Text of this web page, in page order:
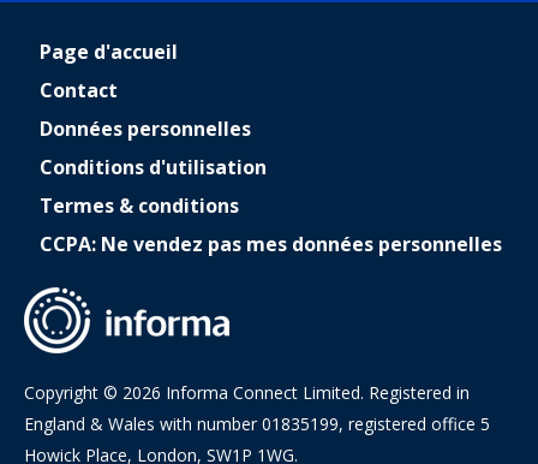
Page d'accueil
Contact
Données personnelles
Conditions d'utilisation
Termes & conditions
CCPA: Ne vendez pas mes données personnelles
Copyright © 2026 Informa Connect Limited. Registered in
England & Wales with number 01835199, registered office 5
Howick Place, London, SW1P 1WG.